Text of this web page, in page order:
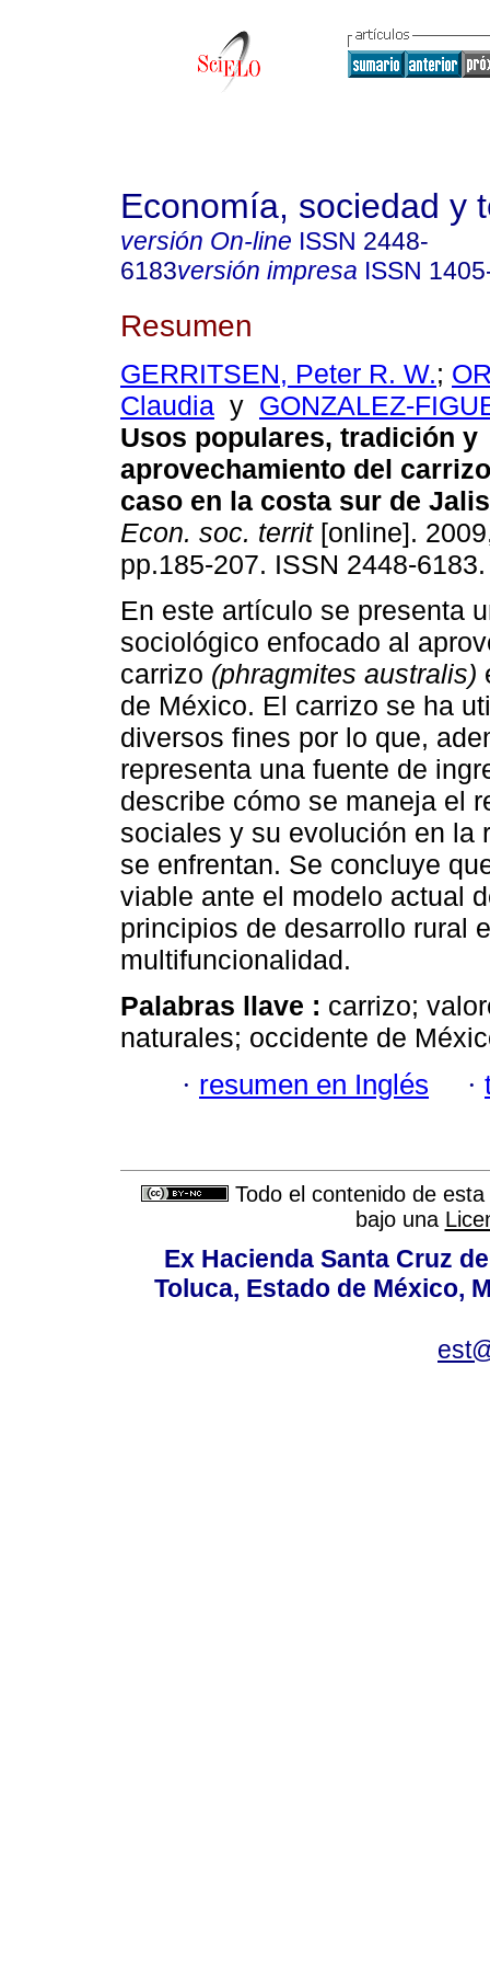
Economía, sociedad y
versión On-line ISSN 2448-
6183versión impresa ISSN
Resumen
GERRITSEN, Peter R. W.;
Claudia y GONZALEZ-
Usos populares, tradición y
aprovechamiento del carrizo
caso en la costa sur de
Econ. soc. territ[online].
pp.185-207. ISSN 2448-6183.
En este artículo se presenta
sociológico enfocado al
carrizo (phragmites australis)
de México. El carrizo se ha
diversos fines por lo que,
representa una fuente de
describe cómo se maneja el
sociales y su evolución en la
se enfrentan. Se concluye
viable ante el modelo actual
principios de desarrollo rural
multifuncionalidad.
Palabras llave : carrizo;
naturales; occidente de
· resumen en Inglés ·
Todo el contenido de
bajo una
Ex Hacienda Santa Cruz
Toluca, Estado de México,